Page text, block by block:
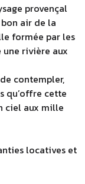
provençal
air de la
formée par les
rivière aux
contempler,
qu’offre cette
ciel aux mille
locatives et